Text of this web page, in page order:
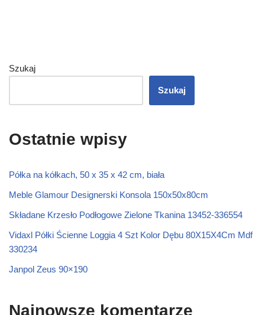
Szukaj
Szukaj
Ostatnie wpisy
Półka na kółkach, 50 x 35 x 42 cm, biała
Meble Glamour Designerski Konsola 150x50x80cm
Składane Krzesło Podłogowe Zielone Tkanina 13452-336554
Vidaxl Półki Ścienne Loggia 4 Szt Kolor Dębu 80X15X4Cm Mdf
330234
Janpol Zeus 90×190
Najnowsze komentarze